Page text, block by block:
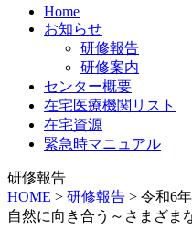
Home
お知らせ
研修報告
研修案内
センター概要
在宅医療機関リスト
在宅資源
緊急時マニュアル
研修報告
HOME > 研修報告 > 令和6
自然に向き合う～さまざま